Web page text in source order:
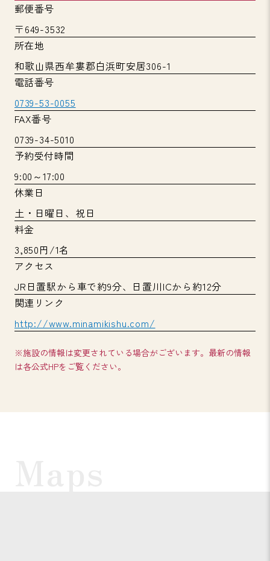
郵便番号
〒649-3532
所在地
和歌山県西牟婁郡白浜町安居306-1
電話番号
0739-53-0055
FAX番号
0739-34-5010
予約受付時間
9:00～17:00
休業日
土・日曜日、祝日
料金
3,850円/1名
アクセス
JR日置駅から車で約9分、日置川ICから約12分
関連リンク
http://www.minamikishu.com/
※施設の情報は変更されている場合がございます。最新の情報
は各公式HPをご覧ください。